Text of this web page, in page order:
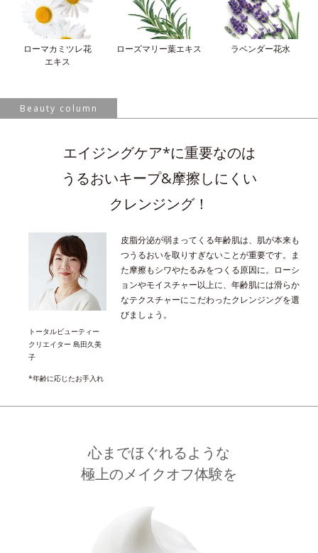
ローマカミツレ花
エキス
ローズマリー葉エキス ラベンダー花水
Beauty column
トータルビューティー
クリエイター 島田久美
子
エイジングケア*に重要なのは
うるおいキープ&摩擦しにくい
クレンジング！
皮脂分泌が弱まってくる年齢肌は、肌が本来も
つうるおいを取りすぎないことが重要です。ま
た摩擦もシワやたるみをつくる原因に。ローシ
ョンやモイスチャー以上に、年齢肌には滑らか
なテクスチャーにこだわったクレンジングを選
びましょう。
*年齢に応じたお手入れ
心までほぐれるような
極上のメイクオフ体験を